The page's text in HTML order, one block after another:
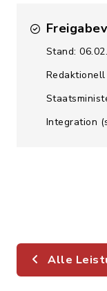
Stand:
Integration
Alle